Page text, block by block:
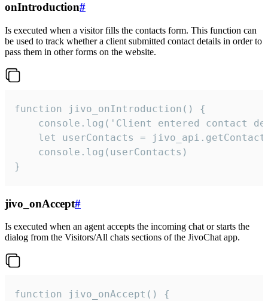
onIntroduction#
Is executed when a visitor fills the contacts form. This function can
be used to track whether a client submitted contact details in order to
pass them in other forms on the website.
function jivo_onIntroduction() {
console.log('Client entered contact
let userContacts =
    console.log(userContacts)
}
jivo_onAccept#
Is executed when an agent accepts the incoming chat or starts the
dialog from the Visitors/All chats sections of the JivoChat app.
function jivo_onAccept() {